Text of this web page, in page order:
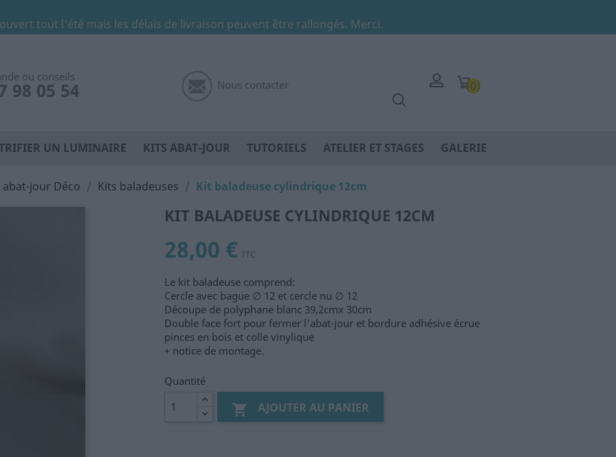
tout l'été mais les délais de livraison peuvent être rallongés. Merci.
(0)
ou conseils
98 05 54 Nous contacter
UN LUMINAIRE KITS ABAT-JOUR TUTORIELS ATELIER ET STAGES GALERIE
abat-jour Déco Kits baladeuses Kit baladeuse cylindrique 12cm
KIT BALADEUSE CYLINDRIQUE 12CM
28,00 € TTC
Le kit baladeuse comprend:
Cercle avec bague ∅ 12 et cercle nu ∅ 12
Découpe de polyphane blanc 39,2cmx 30cm
Double face fort pour fermer l'abat-jour et bordure adhésive écrue
pinces en bois et colle vinylique
+ notice de montage.
Quantité
 AJOUTER AU PANIER